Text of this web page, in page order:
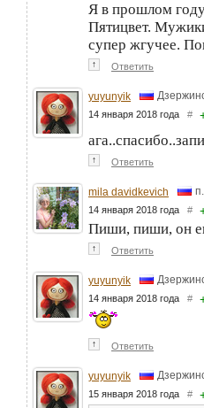
Я в прошлом
Пятицвет.
супер жгучее.
↑ Ответить
yuyunyik
14 января 2018 года #
↑ Ответить
mila davidkevich
14 января 2018 года #
Пиши, пиши, он
↑ Ответить
yuyunyik
14 января 2018 года #
↑ Ответить
yuyunyik
15 января 2018 года #